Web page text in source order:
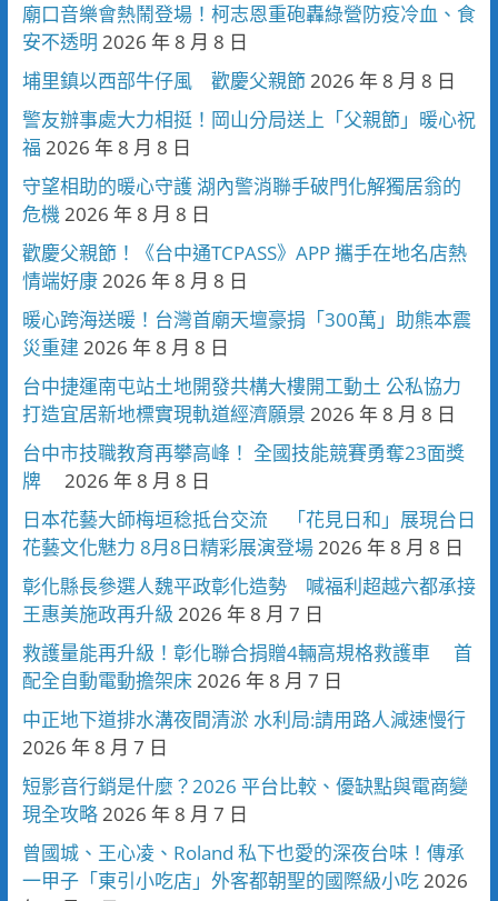
廟口音樂會熱鬧登場！柯志恩重砲轟綠營防疫冷血、食
安不透明 2026 年 8 月 8 日
埔里鎮以西部牛仔風 歡慶父親節2026 年 8 月 8 日
警友辦事處大力相挺！岡山分局送上「父親節」暖心祝
福 2026 年 8 月 8 日
守望相助的暖心守護 湖內警消聯手破門化解獨居翁的
危機2026 年 8 月 8 日
歡慶父親節！《台中通TCPASS》APP 攜手在地名店熱
情端好康2026 年 8 月 8 日
暖心跨海送暖！台灣首廟天壇豪捐「300萬」助熊本震
災重建 2026 年 8 月 8 日
台中捷運南屯站土地開發共構大樓開工動土 公私協力
打造宜居新地標實現軌道經濟願景 2026 年 8 月 8 日
台中市技職教育再攀高峰！ 全國技能競賽勇奪23面獎
牌
2026 年 8 月 8 日
日本花藝大師梅垣稔抵台交流 「花見日和」展現台日
花藝文化魅力 8月8日精彩展演登場2026 年 8 月 8 日
彰化縣長參選人魏平政彰化造勢 喊福利超越六都承接
王惠美施政再升級 2026 年 8 月 7 日
救護量能再升級！彰化聯合捐贈4輛高規格救護車 首
配全自動電動擔架床2026 年 8 月 7 日
中正地下道排水溝夜間清淤 水利局:請用路人減速慢行
2026 年 8 月 7 日
短影音行銷是什麼？2026 平台比較、優缺點與電商變
現全攻略2026 年 8 月 7 日
曾國城、王心凌、Roland 私下也愛的深夜台味！傳承
一甲子「東引小吃店」外客都朝聖的國際級小吃2026